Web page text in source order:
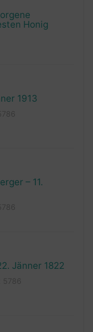
Honig
1913
– 11.
Jänner 1822